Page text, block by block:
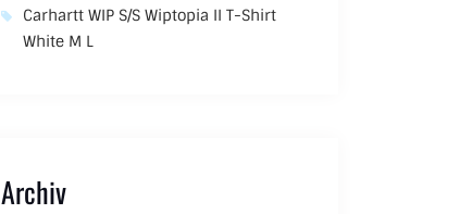
Carhartt WIP S/S Wiptopia II T-Shirt
White M L
Archiv